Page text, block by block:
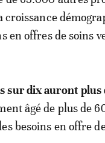
croissance
en offres de soins
sur dix auront plus
âgé de plus de
besoins en offre